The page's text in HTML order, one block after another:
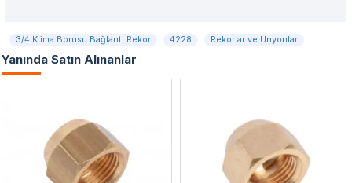
3/4 Klima Borusu Bağlantı Rekor 4228 Rekorlar ve Ünyonlar
Yanında Satın Alınanlar